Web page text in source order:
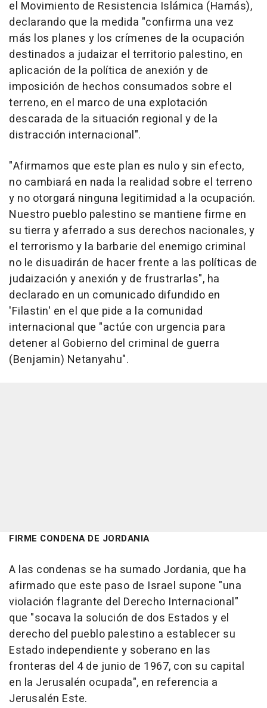
el Movimiento de Resistencia Islámica (Hamás),
declarando que la medida "confirma una vez
más los planes y los crímenes de la ocupación
destinados a judaizar el territorio palestino, en
aplicación de la política de anexión y de
imposición de hechos consumados sobre el
terreno, en el marco de una explotación
descarada de la situación regional y de la
distracción internacional".
"Afirmamos que este plan es nulo y sin efecto,
no cambiará en nada la realidad sobre el terreno
y no otorgará ninguna legitimidad a la ocupación.
Nuestro pueblo palestino se mantiene firme en
su tierra y aferrado a sus derechos nacionales, y
el terrorismo y la barbarie del enemigo criminal
no le disuadirán de hacer frente a las políticas de
judaización y anexión y de frustrarlas", ha
declarado en un comunicado difundido en
'Filastin' en el que pide a la comunidad
internacional que "actúe con urgencia para
detener al Gobierno del criminal de guerra
(Benjamin) Netanyahu".
FIRME CONDENA DE JORDANIA
A las condenas se ha sumado Jordania, que ha
afirmado que este paso de Israel supone "una
violación flagrante del Derecho Internacional"
que "socava la solución de dos Estados y el
derecho del pueblo palestino a establecer su
Estado independiente y soberano en las
fronteras del 4 de junio de 1967, con su capital
en la Jerusalén ocupada", en referencia a
Jerusalén Este.